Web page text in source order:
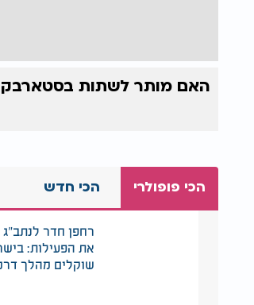
האם מותר לשתות
הכי פופולרי הכי חדש
רחפן חדר לנתב"ג
את הפעילות:
שוקלים מהלך